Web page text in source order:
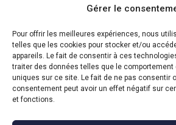
Gérer le
Pour offrir les meilleures expériences, nous
telles que les cookies pour stocker et/ou
appareils. Le fait de consentir à ces
traiter des données telles que le comportement
uniques sur ce site. Le fait de ne pas consentir
consentement peut avoir un effet négatif sur
et fonctions.
Bons Plans Voyage :
Vacances avec Toody
13 décembre 2024